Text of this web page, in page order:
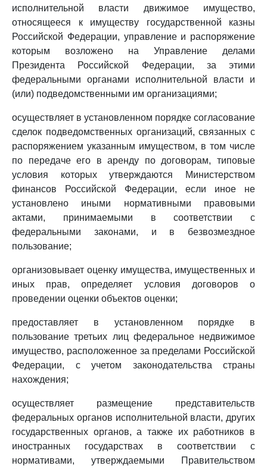
исполнительной власти движимое имущество,
относящееся к имуществу государственной казны
Российской Федерации, управление и распоряжение
которым возложено на Управление делами
Президента Российской Федерации, за этими
федеральными органами исполнительной власти и
(или) подведомственными им организациями;
осуществляет в установленном порядке согласование
сделок подведомственных организаций, связанных с
распоряжением указанным имуществом, в том числе
по передаче его в аренду по договорам, типовые
условия которых утверждаются Министерством
финансов Российской Федерации, если иное не
установлено иными нормативными правовыми
актами, принимаемыми в соответствии с
федеральными законами, и в безвозмездное
пользование;
организовывает оценку имущества, имущественных и
иных прав, определяет условия договоров о
проведении оценки объектов оценки;
предоставляет в установленном порядке в
пользование третьих лиц федеральное недвижимое
имущество, расположенное за пределами Российской
Федерации, с учетом законодательства страны
нахождения;
осуществляет размещение представительств
федеральных органов исполнительной власти, других
государственных органов, а также их работников в
иностранных государствах в соответствии с
нормативами, утверждаемыми Правительством